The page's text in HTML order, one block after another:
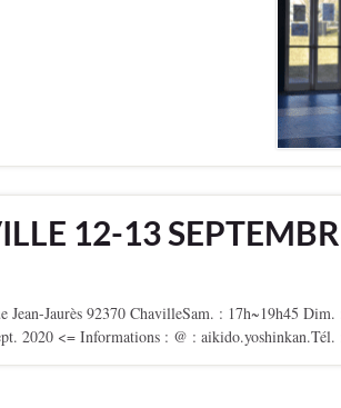
12-13
Jaurès 92370 ChavilleSam. : 17h~19h45
2020 <= Informations : @ :